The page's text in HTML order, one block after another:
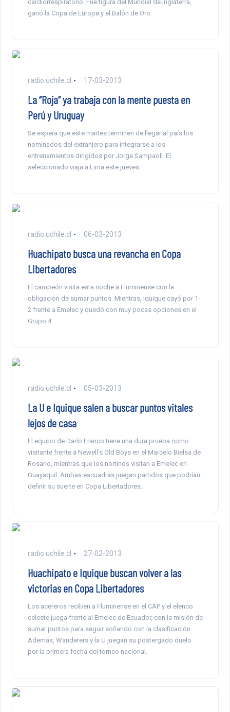
cardiorrespiratorio. Fue figura del Mundial de Inglaterra,
ganó la Copa de Europa y el Balón de Oro.
radio.uchile.cl 17-03-2013
La “Roja” ya trabaja con la mente puesta en
Perú y Uruguay
Se espera que este martes terminen de llegar al país los
nominados del extranjero para integrarse a los
entrenamientos dirigidos por Jorge Sampaoli. El
seleccionado viaja a Lima este jueves.
radio.uchile.cl 06-03-2013
Huachipato busca una revancha en Copa
Libertadores
El campeón visita esta noche a Fluminense con la
obligación de sumar puntos. Mientras, Iquique cayó por 1-
2 frente a Emelec y quedó con muy pocas opciones en el
Grupo 4.
radio.uchile.cl 05-03-2013
La U e Iquique salen a buscar puntos vitales
lejos de casa
El equipo de Darío Franco tiene una dura prueba como
visitante frente a Newell’s Old Boys en el Marcelo Bielsa de
Rosario, mientras que los nortinos visitan a Emelec en
Guayaquil. Ambas escuadras juegan partidos que podrían
definir su suerte en Copa Libertadores.
radio.uchile.cl 27-02-2013
Huachipato e Iquique buscan volver a las
victorias en Copa Libertadores
Los acereros reciben a Fluminense en el CAP y el elenco
celeste juega frente al Emelec de Ecuador, con la misión de
sumar puntos para seguir soñando con la clasificación.
Además, Wanderers y la U juegan su postergado duelo
por la primera fecha del torneo nacional.